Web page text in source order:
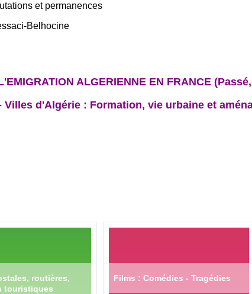
et permanences
Belhocine
ALGERIENNE EN FRANCE
Villes d'Algérie : Formation, vie urbaine et
routières,
touristiques
Films : Comédies - Tragédies